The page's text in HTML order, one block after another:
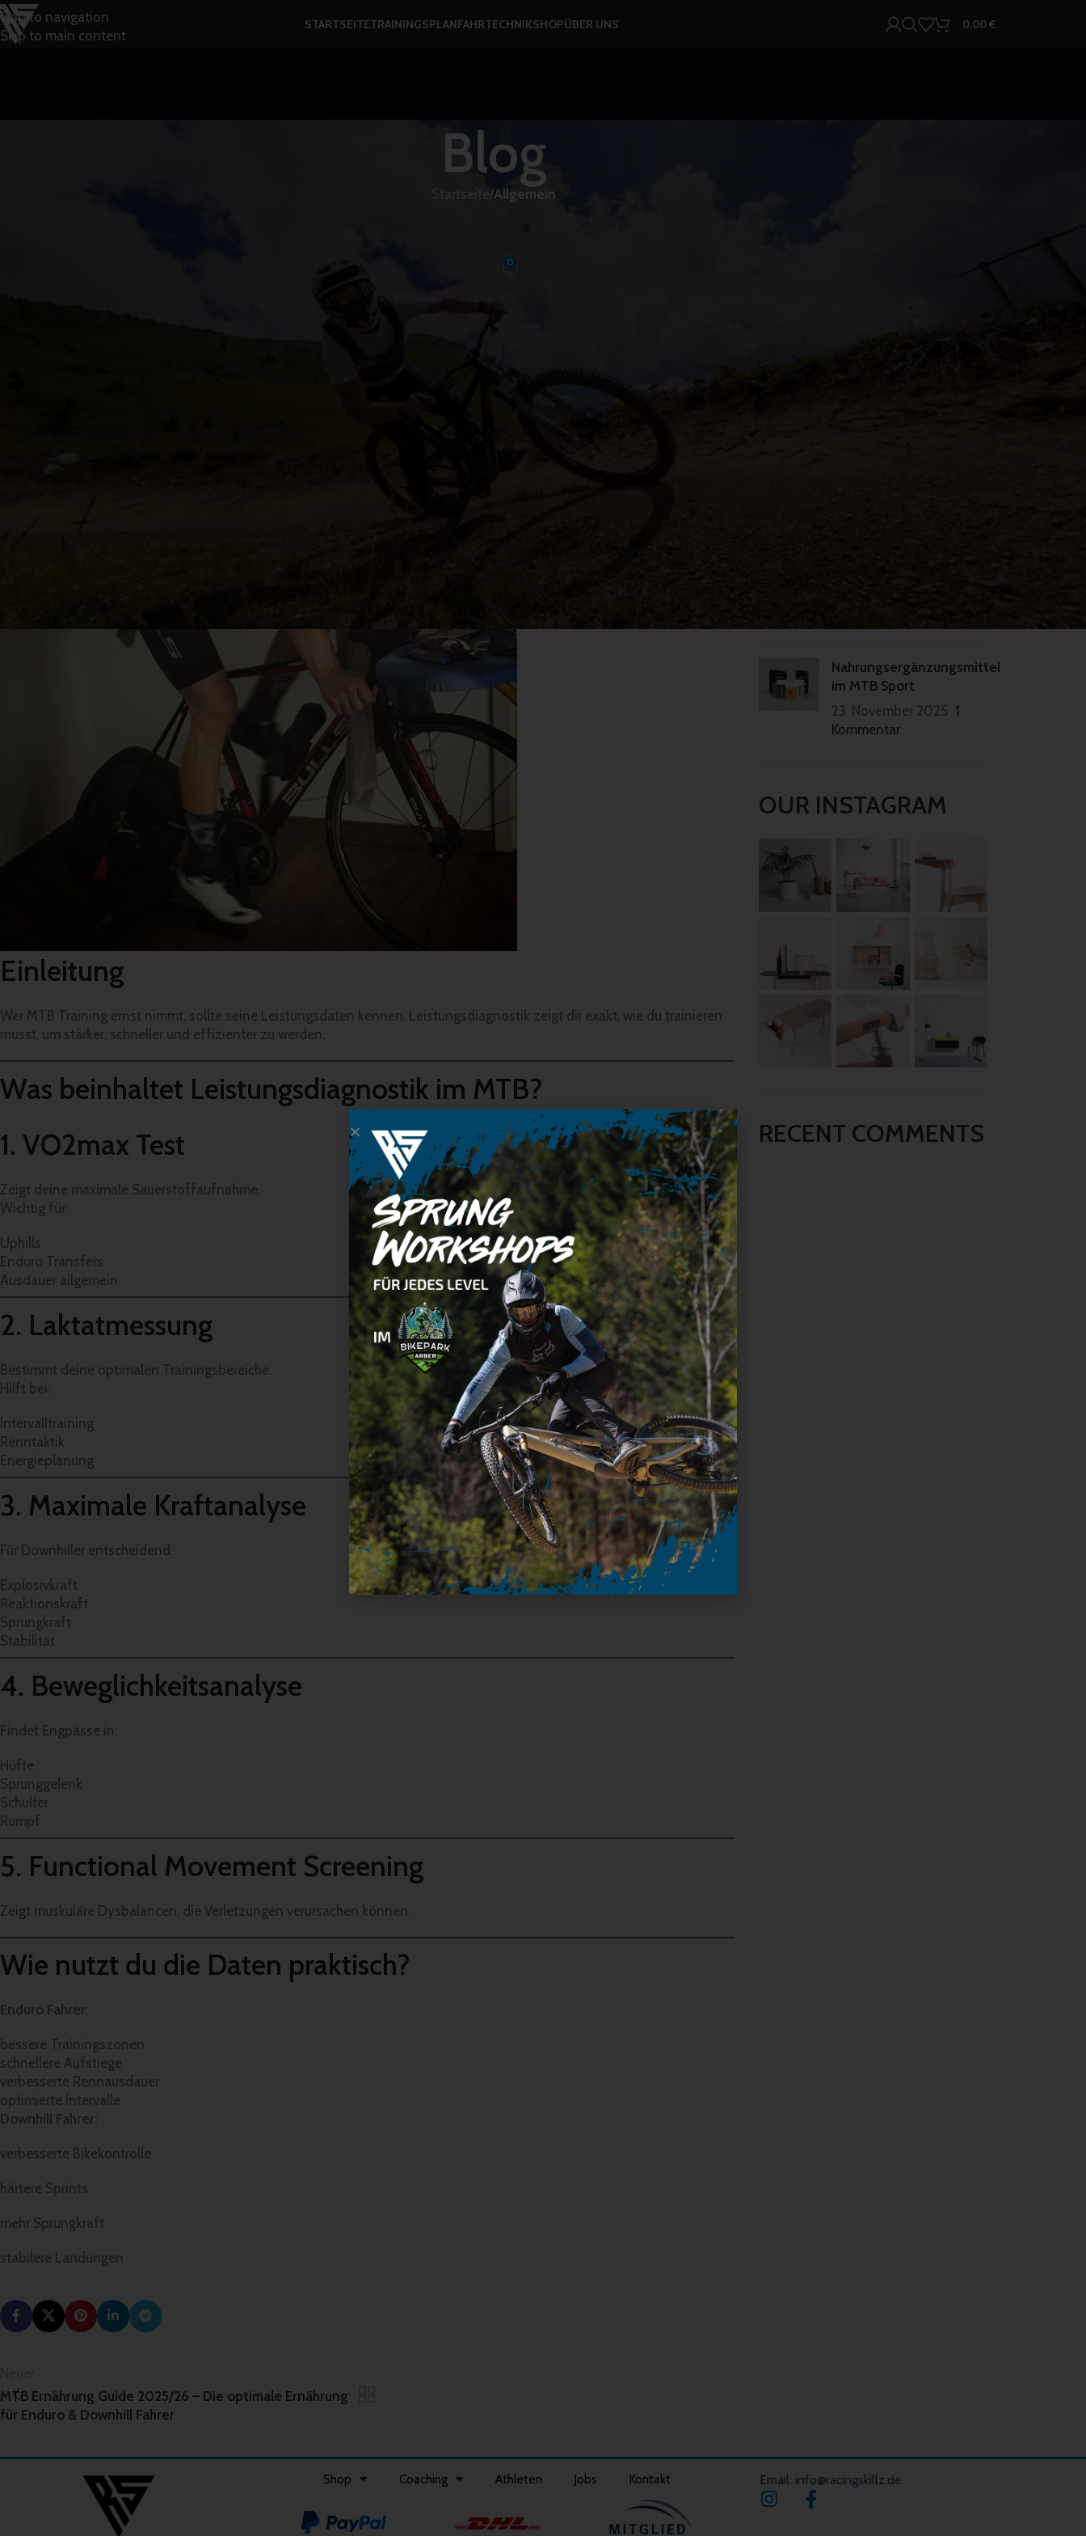
Skip to navigation
Skip to main content
STARTSEITETRAININGSPLANFAHRTECHNIKSHOPÜBER UNS 0,00€
Blog
/Allgemein
0
Einleitung
Wer MTB Training ernst nimmt, sollte seine Leistungsdaten kennen. Leistungsdiagnostik zeigt dir exakt, wie du trainieren
musst, um stärker, schneller und effizienter zu werden.
Was beinhaltet Leistungsdiagnostik im MTB?
1. VO2max Test
Zeigt deine maximale Sauerstoffaufnahme.
Wichtig für:
Uphills
Enduro Transfers
Ausdauer allgemein
2. Laktatmessung
Bestimmt deine optimalen Trainingsbereiche.
Hilft bei:
Intervalltraining
Renntaktik
Energieplanung
3. Maximale Kraftanalyse
Für Downhiller entscheidend:
Explosivkraft
Reaktionskraft
Sprungkraft
Stabilität
4. Beweglichkeitsanalyse
Findet Engpässe in:
Hüfte
Sprunggelenk
Schulter
Rumpf
5. Functional Movement Screening
Zeigt muskuläre Dysbalancen, die Verletzungen verursachen können.
Wie nutzt du die Daten praktisch?
Enduro Fahrer:
bessere Trainingszonen
schnellere Aufstiege
verbesserte Rennausdauer
optimierte Intervalle
Downhill Fahrer:
verbesserte Bikekontrolle
härtere Sprints
mehr Sprungkraft
stabilere Landungen
MTB Ernährung Guide 2025/26 – Die optimale Ernährung
für Enduro & Downhill Fahrer
Nahrungsergänzungsmittel
im MTB Sport
23. November 2025 1
Kommentar
OUR INSTAGRAM
RECENT COMMENTS
Shop Coaching Athleten Jobs Kontakt Email: info@racingskillz.de